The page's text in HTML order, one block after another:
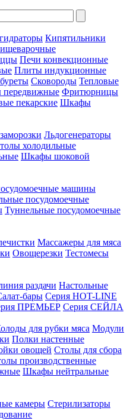
Кипятильники
Печи конвекционные
Плиты индукционные
Сковороды Тепловые
Фритюрницы
пекарские Шкафы
Льдогенераторы
холодильные
Шкафы шоковой
машины
посудомоечные
Туннельные посудомоечные
Массажеры для мяса
Овощерезки Тестомесы
раздачи Настольные
бары Серия HOT-LINE
ПРЕМЬЕР Серия СЕЙЛА
для рубки мяса Модули
Полки настенные
овощей Столы для сбора
производственные
Шкафы нейтральные
камеры Стерилизаторы